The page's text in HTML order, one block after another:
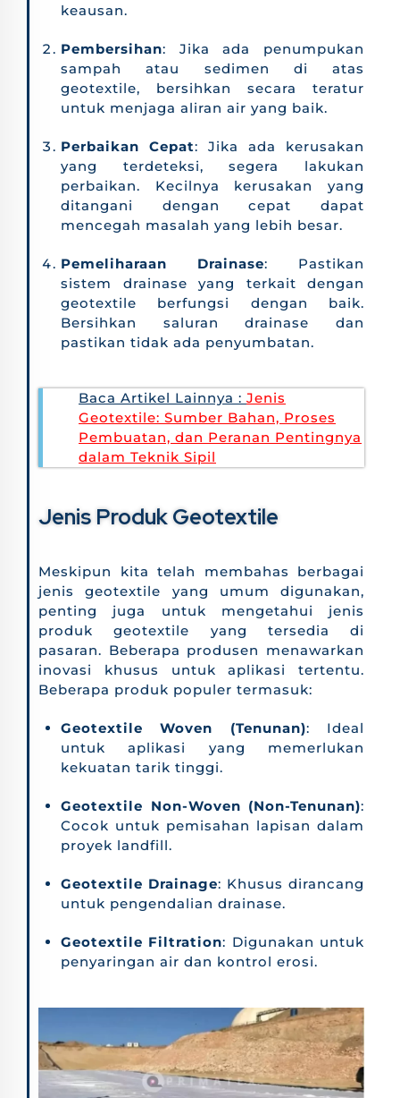
keausan.
Pembersihan: Jika ada penumpukan
sampah atau sedimen di atas
geotextile, bersihkan secara teratur
untuk menjaga aliran air yang baik.
Perbaikan Cepat: Jika ada kerusakan
yang terdeteksi, segera lakukan
perbaikan. Kecilnya kerusakan yang
ditangani dengan cepat dapat
mencegah masalah yang lebih besar.
Pemeliharaan Drainase: Pastikan
sistem drainase yang terkait dengan
geotextile berfungsi dengan baik.
Bersihkan saluran drainase dan
pastikan tidak ada penyumbatan.
Baca Artikel Lainnya : Jenis
Geotextile: Sumber Bahan, Proses
Pembuatan, dan Peranan Pentingnya
dalam Teknik Sipil
Jenis Produk Geotextile
Meskipun kita telah membahas berbagai
jenis geotextile yang umum digunakan,
penting juga untuk mengetahui jenis
produk geotextile yang tersedia di
pasaran. Beberapa produsen menawarkan
inovasi khusus untuk aplikasi tertentu.
Beberapa produk populer termasuk:
Geotextile Woven (Tenunan): Ideal
untuk aplikasi yang memerlukan
kekuatan tarik tinggi.
Geotextile Non-Woven (Non-Tenunan):
Cocok untuk pemisahan lapisan dalam
proyek landfill.
Geotextile Drainage: Khusus dirancang
untuk pengendalian drainase.
Geotextile Filtration: Digunakan untuk
penyaringan air dan kontrol erosi.